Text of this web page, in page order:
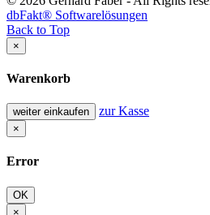
dbFakt® Softwarelösungen
Back to Top
×
Warenkorb
weiter einkaufen zur Kasse
×
Error
OK
×